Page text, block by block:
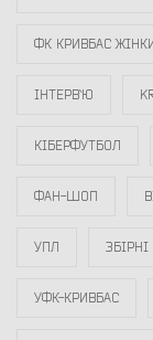
ФК КРИВБАС ЖІНКИ
ІНТЕРВ`Ю
КІБЕРФУТБОЛ
ФАН-ШОП
УПЛ ЗБІРНІ
УФК-КРИВБАС